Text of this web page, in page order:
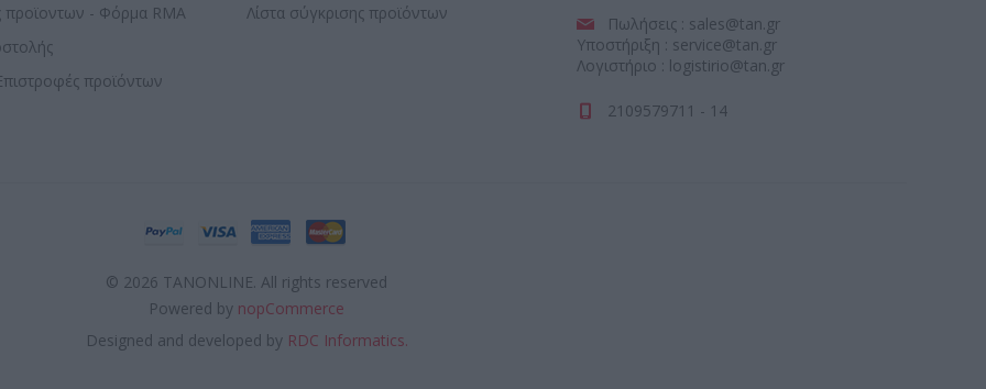
προϊοντων - Φόρμα RMA
προϊόντων
Λίστα σύγκρισης προϊόντων
Πωλήσεις : sales@tan.gr
Υποστήριξη : service@tan.gr
Λογιστήριο : logistirio@tan.gr
2109579711 - 14
© 2026 TANONLINE. All rights reserved
Powered by nopCommerce
Designed and developed by RDC Informatics.